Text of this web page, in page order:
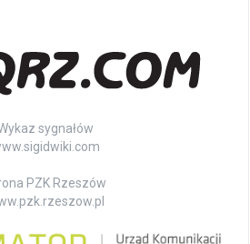
sygnałów
PZK Rzeszów